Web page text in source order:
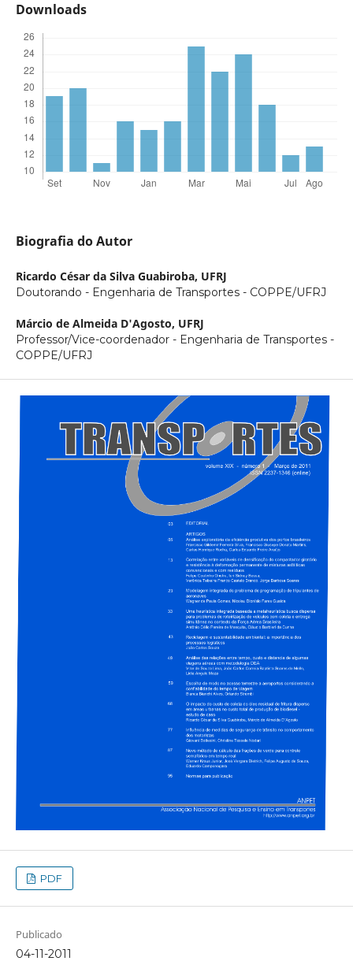
Downloads
Biografia do Autor
Ricardo César da Silva Guabiroba, UFRJ
Doutorando - Engenharia de Transportes - COPPE/UFRJ
Márcio de Almeida D'Agosto, UFRJ
Professor/Vice-coordenador - Engenharia de Transportes -
COPPE/UFRJ
PDF
Publicado
04-11-2011